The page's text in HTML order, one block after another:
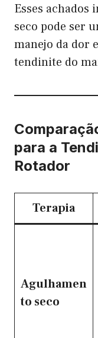
Esses
seco pode ser
manejo da dor
tendinite do
para a
Rotador
Terapia
Agulhamen
to seco